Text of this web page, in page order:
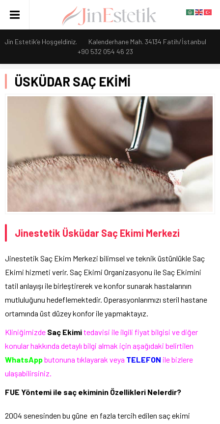
Jin Estetik’e Hoşgeldiniz.
Kalenderhane Mah. 34134 Fatih/İstanbul
+90 532 054 46 23
ÜSKÜDAR SAÇ EKİMİ
Jinestetik Üsküdar Saç Ekimi Merkezi
Jinestetik Saç Ekim Merkezi bilimsel ve teknik üstünlükle Saç
Ekimi hizmeti verir. Saç Ekimi Organizasyonu ile Saç Ekimini
tatil anlayışı ile birleştirerek ve konfor sunarak hastalarının
mutluluğunu hedeflemektedir. Operasyonlarımızı steril hastane
ortamında üst düzey konfor ile yapmaktayız.
Kliniğimizde Saç Ekimitedavisi ile ilgili fiyat bilgisi ve diğer
konular hakkında detaylı bilgi almak için aşağıdaki belirtilen
WhatsAppbutonuna tıklayarak veya TELEFON ile bizlere
ulaşabilirsiniz.
FUE Yöntemi ile saç ekiminin Özellikleri Nelerdir?
2004 senesinden bu güne en fazla tercih edilen saç ekimi